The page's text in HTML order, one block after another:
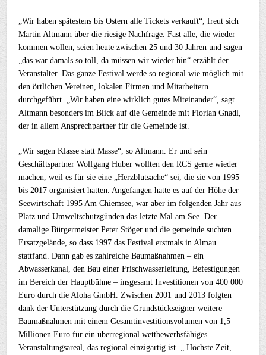
„Wir haben spätestens bis Ostern alle Tickets verkauft“, freut sich
Martin Altmann über die riesige Nachfrage. Fast alle, die wieder
kommen wollen, seien heute zwischen 25 und 30 Jahren und sagen
„das war damals so toll, da müssen wir wieder hin“ erzählt der
Veranstalter. Das ganze Festival werde so regional wie möglich mit
den örtlichen Vereinen, lokalen Firmen und Mitarbeitern
durchgeführt. „Wir haben eine wirklich gutes Miteinander“, sagt
Altmann besonders im Blick auf die Gemeinde mit Florian Gnadl,
der in allem Ansprechpartner für die Gemeinde ist.
„Wir sagen Klasse statt Masse“, so Altmann. Er und sein
Geschäftspartner Wolfgang Huber wollten den RCS gerne wieder
machen, weil es für sie eine „Herzblutsache“ sei, die sie von 1995
bis 2017 organisiert hatten. Angefangen hatte es auf der Höhe der
Seewirtschaft 1995 Am Chiemsee, war aber im folgenden Jahr aus
Platz und Umweltschutzgünden das letzte Mal am See. Der
damalige Bürgermeister Peter Stöger und die gemeinde suchten
Ersatzgelände, so dass 1997 das Festival erstmals in Almau
stattfand. Dann gab es zahlreiche Baumaßnahmen – ein
Abwasserkanal, den Bau einer Frischwasserleitung, Befestigungen
im Bereich der Hauptbühne – insgesamt Investitionen von 400 000
Euro durch die Aloha GmbH. Zwischen 2001 und 2013 folgten
dank der Unterstützung durch die Grundstückseigner weitere
Baumaßnahmen mit einem Gesamtinvestitionsvolumen von 1,5
Millionen Euro für ein überregional wettbewerbsfähiges
Veranstaltungsareal, das regional einzigartig ist. „ Höchste Zeit,